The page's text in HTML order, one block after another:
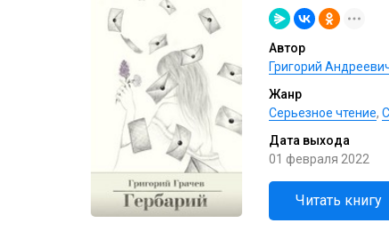
Автор
Григорий
Жанр
Серьезное чтение,
Дата выхода
01 февраля 2022
Читать книгу